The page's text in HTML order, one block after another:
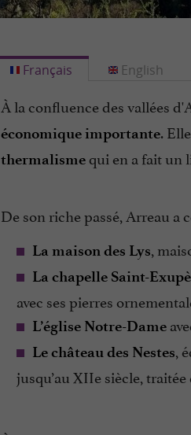
Français
À la confluence des vallées
économique importante.
thermalismequi en a fait un
De son riche passé, Arreau a
La maison des Lys,
La chapelle Saint-
avec ses pierres
L’église Notre-Dame
Le château des Nestes,
jusqu’au XIIe siècle,
English